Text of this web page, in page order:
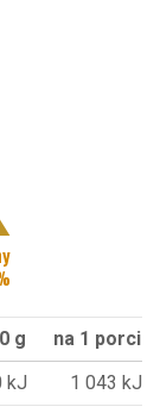
g
na 1 porci
kJ
1 043 kJ